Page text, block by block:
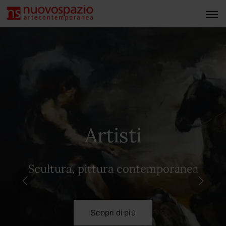
Artisti
Scultura, pittura contemporanea
Scopri di più